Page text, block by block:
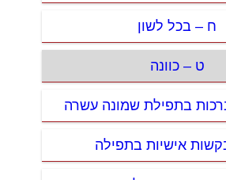
ח – בכל לשון
ט – כוונה
בתפילת שמונה עשרה
אישיות בתפילה